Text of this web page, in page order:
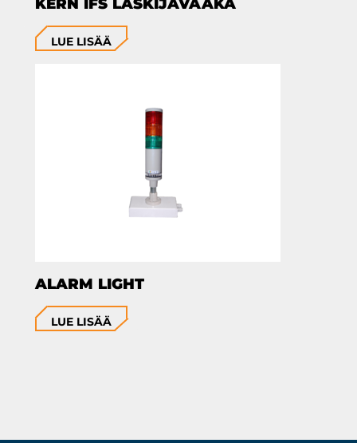
KERN IFS LASKIJAVAAKA
LUE LISÄÄ
ALARM LIGHT
LUE LISÄÄ